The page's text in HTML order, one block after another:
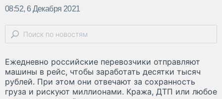
08:52, 6 Декабря 2021
Ежедневно российские перевозчики отправляют
машины в рейс, чтобы заработать десятки тысяч
рублей. При этом они отвечают за сохранность
груза и рискуют миллионами. Кража, ДТП или любое